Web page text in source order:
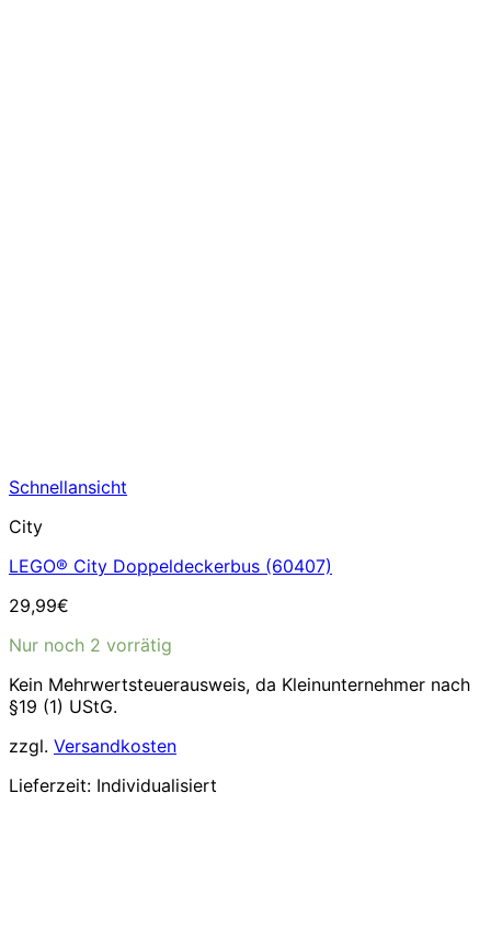
Schnellansicht
City
LEGO® City Doppeldeckerbus (60407)
29,99€
Nur noch 2 vorrätig
Kein Mehrwertsteuerausweis, da Kleinunternehmer nach
§19 (1) UStG.
zzgl. Versandkosten
Lieferzeit: Individualisiert